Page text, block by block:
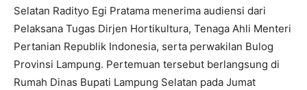
Selatan Radityo Egi Pratama menerima audiensi dari
Pelaksana Tugas Dirjen Hortikultura, Tenaga Ahli Menteri
Pertanian Republik Indonesia, serta perwakilan Bulog
Provinsi Lampung. Pertemuan tersebut berlangsung di
Rumah Dinas Bupati Lampung Selatan pada Jumat